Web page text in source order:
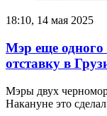
18:10, 14 мая 2025
Мэр еще одного
отставку в
Мэры двух
Накануне это